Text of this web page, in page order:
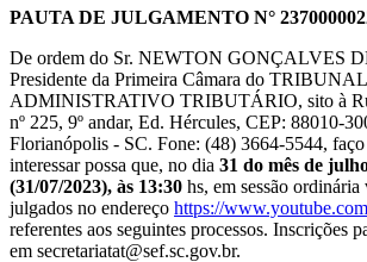
PAUTA DE JULGAMENTO N°
De ordem do Sr. NEWTON GONÇALVES
Presidente da Primeira Câmara do TRIBUNAL
ADMINISTRATIVO TRIBUTÁRIO, sito à
nº 225, 9º andar, Ed. Hércules, CEP: 88010-
Florianópolis - SC. Fone: (48) 3664-5544, faço
interessar possa que, no dia 31 do mês de
(31/07/2023), às 13:30 hs, em sessão
julgados no endereço https://
referentes aos seguintes processos. Inscrições
em secretariatat@sef.sc.gov.br.